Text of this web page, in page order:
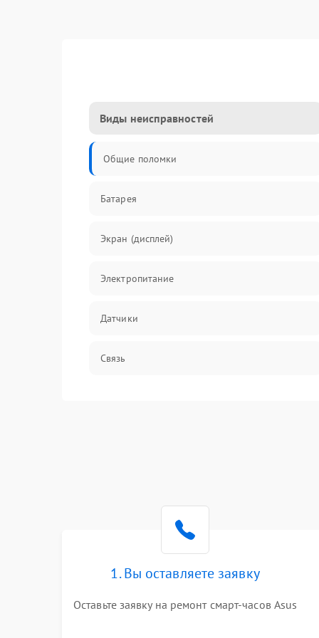
Виды неисправностей
Общие поломки
Батарея
Экран (дисплей)
Электропитание
Датчики
Связь
1. Вы оставляете заявку
Оставьте заявку на ремонт смарт-часов Asus